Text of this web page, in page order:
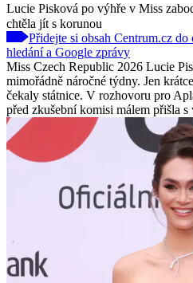
Lucie Pisková po výhře v Miss
chtěla jít s korunou
Přidejte si obsah Centrum.cz
hledání a Google zprávy
Miss Czech Republic 2026 Lucie
mimořádně náročné týdny. Jen
čekaly státnice. V rozhovoru pro
před zkušební komisi málem přišla